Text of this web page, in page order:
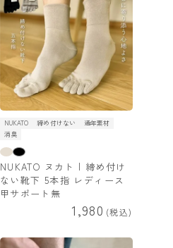
NUKATO 締め付けない
通年素材
消臭
NUKATO ヌカト | 締め付け
ない靴下 5本指 レディース
甲サポート無
1,980 税込